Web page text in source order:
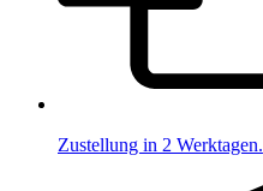
Zustellung in 2 Werktagen.